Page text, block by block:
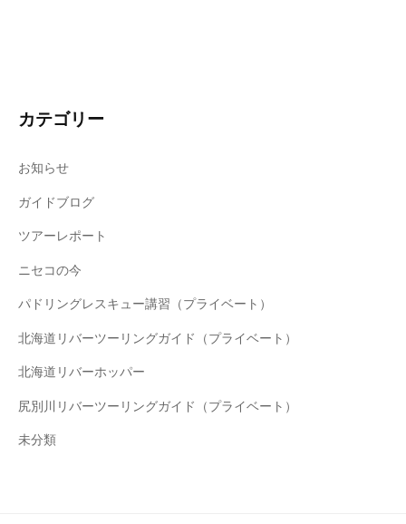
カテゴリー
お知らせ
ガイドブログ
ツアーレポート
ニセコの今
パドリングレスキュー講習（プライベート）
北海道リバーツーリングガイド（プライベート）
北海道リバーホッパー
尻別川リバーツーリングガイド（プライベート）
未分類